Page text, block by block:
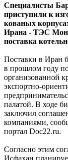
Специалисты
приступили к
кованых
Ирана - ТЭС
поставка
Поставки в Иран
в прошлом году
организованной
экспортно-
палатой. В ходе
заключил
компаниями,
портал Doc22.ru.
Согласно этим
Исфахан